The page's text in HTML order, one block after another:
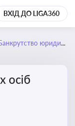
ВХІД ДО LIGA360
юридичних осіб
осіб